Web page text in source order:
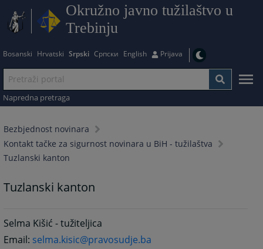
Okružno javno tužilaštvo u
Trebinju
Bosanski Hrvatski Srpski Српски English Prijava
Napredna pretraga
Bezbjednost novinara
Kontakt tačke za sigurnost novinara u BiH - tužilaštva
Tuzlanski kanton
Tuzlanski kanton
Selma Kišić - tužiteljica
Email: selma.kisic@pravosudje.ba